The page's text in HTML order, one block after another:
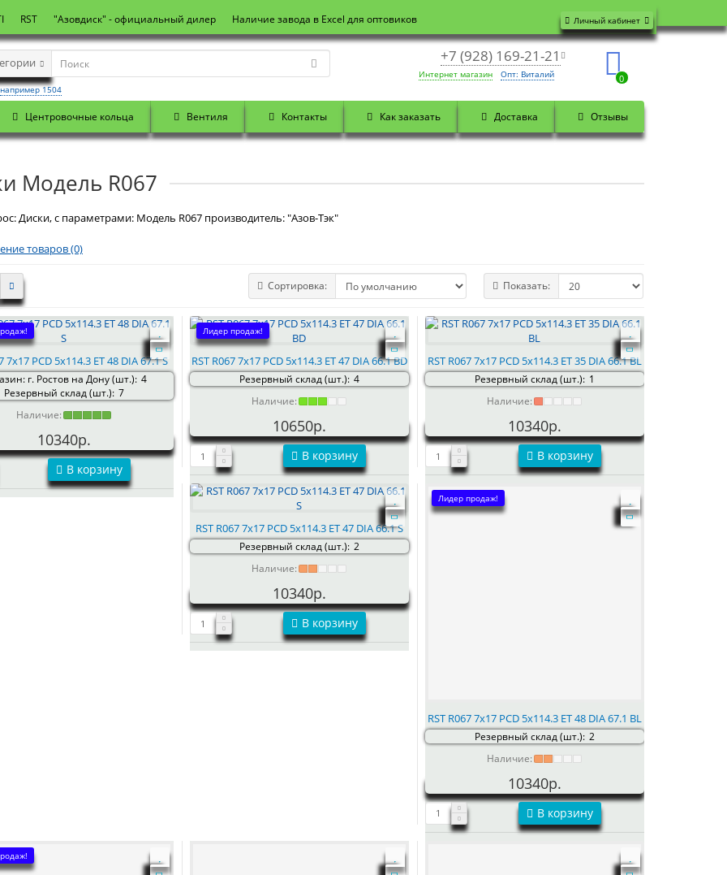
Личный кабинет
RST "Азовдиск" - официальный дилер Наличие завода в Excel для оптовиков
+7 (928) 169-21-21
Интернет магазин Опт: Виталий 0
например 1504
Центровочные кольца Вентиля Контакты Как заказать Доставка Отзывы
Модель R067
Диски, с параметрами: Модель R067 производитель: "Азов-Тэк"
товаров (0)
Сортировка: Показать:
7x17 PCD 5x114.3 ET 48 DIA 67.1 S
г. Ростов на Дону (шт.): 4
Резервный склад (шт.): 7
Наличие:
10340р.
В корзину
Лидер продаж!
RST R067 7x17 PCD 5x114.3 ET 47 DIA 66.1 BD
Резервный склад (шт.): 4
Наличие:
10650р.
В корзину
RST R067 7x17 PCD 5x114.3 ET 35 DIA 66.1 BL
Резервный склад (шт.): 1
Наличие:
10340р.
В корзину
RST R067 7x17 PCD 5x114.3 ET 47 DIA 66.1 S
Резервный склад (шт.): 2
Наличие:
10340р.
В корзину
Лидер продаж!
RST R067 7x17 PCD 5x114.3 ET 48 DIA 67.1 BL
Резервный склад (шт.): 2
Наличие:
10340р.
В корзину